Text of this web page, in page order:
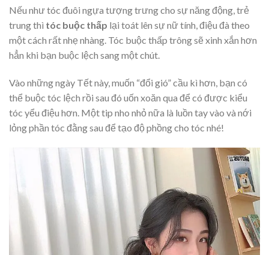
Nếu như tóc đuôi ngựa tượng trưng cho sự năng động, trẻ
trung thì tóc buộc thấp lại toát lên sự nữ tính, điệu đà theo
một cách rất nhẹ nhàng. Tóc buộc thấp trông sẽ xinh xắn hơn
hẳn khi bạn buộc lệch sang một chút.
Vào những ngày Tết này, muốn “đổi gió” cầu kì hơn, bạn có
thể buộc tóc lệch rồi sau đó uốn xoăn qua để có được kiểu
tóc yểu điệu hơn. Một tip nho nhỏ nữa là luồn tay vào và nới
lỏng phần tóc đằng sau để tạo độ phồng cho tóc nhé!